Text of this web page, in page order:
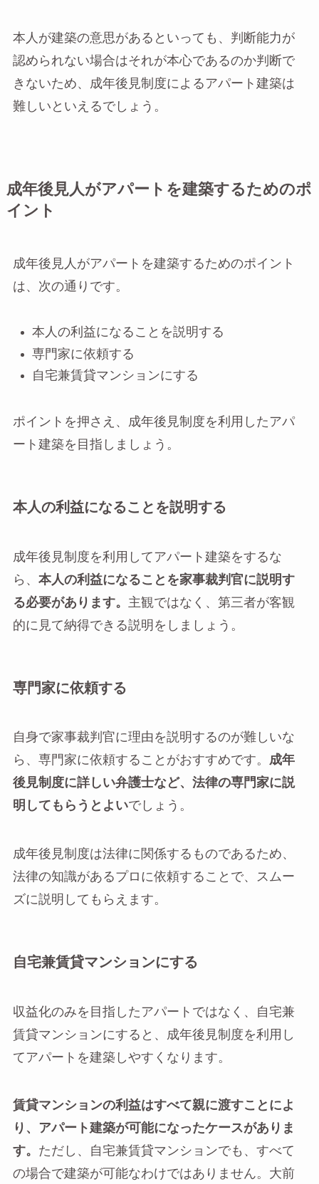
本人が建築の意思があるといっても、判断能力が
認められない場合はそれが本心であるのか判断で
きないため、成年後見制度によるアパート建築は
難しいといえるでしょう。
成年後見人がアパートを建築するためのポ
イント
成年後見人がアパートを建築するためのポイント
は、次の通りです。
本人の利益になることを説明する
専門家に依頼する
自宅兼賃貸マンションにする
ポイントを押さえ、成年後見制度を利用したアパ
ート建築を目指しましょう。
本人の利益になることを説明する
成年後見制度を利用してアパート建築をするな
ら、 本人の利益になることを家事裁判官に説明す
る必要があります。 主観ではなく、第三者が客観
的に見て納得できる説明をしましょう。
専門家に依頼する
自身で家事裁判官に理由を説明するのが難しいな
ら、専門家に依頼することがおすすめです。 成年
後見制度に詳しい弁護士など、法律の専門家に説
明してもらうとよいでしょう。
成年後見制度は法律に関係するものであるため、
法律の知識があるプロに依頼することで、スムー
ズに説明してもらえます。
自宅兼賃貸マンションにする
収益化のみを目指したアパートではなく、自宅兼
賃貸マンションにすると、成年後見制度を利用し
てアパートを建築しやすくなります。
賃貸マンションの利益はすべて親に渡すことによ
り、アパート建築が可能になったケースがありま
す。 ただし、自宅兼賃貸マンションでも、すべて
の場合で建築が可能なわけではありません。大前